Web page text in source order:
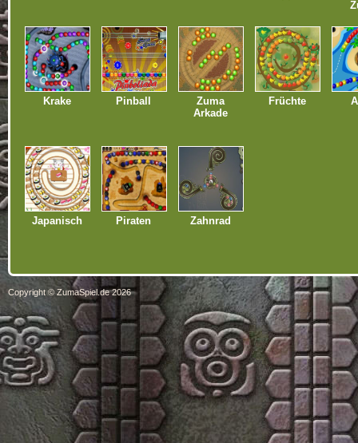
Krake Pinball
Zuma
Arkade
Früchte
Japanisch Piraten Zahnrad
Copyright © ZumaSpiel.de 2026